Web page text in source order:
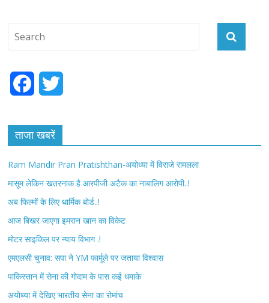
c
b
o
o
t
e
r
ताजा खबरें
Ram Mandir Pran Pratishthan-अयोध्या में विराजे रामलला
मासूम लेकिन खतरनाक है आरपीजी अटैक का नाबालिग आरोपी..!
अब फिल्मों के लिए धार्मिक बोर्ड..!
आज बिखर जाएगा इमरान खान का विकेट
मोटर साइकिल पर न्याय विभाग .!
एमएलसी चुनाव: सपा ने YM फार्मूले पर जताया विश्वास
पाकिस्तान में सेना की गोदाम के पास कई धमाके
अयोध्या में देखिए भारतीय सेना का रोमांच